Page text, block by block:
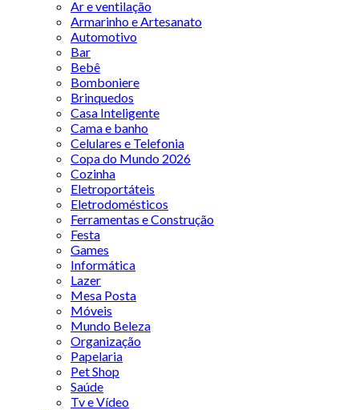
Ar e ventilação
Armarinho e Artesanato
Automotivo
Bar
Bebê
Bomboniere
Brinquedos
Casa Inteligente
Cama e banho
Celulares e Telefonia
Copa do Mundo 2026
Cozinha
Eletroportáteis
Eletrodomésticos
Ferramentas e Construção
Festa
Games
Informática
Lazer
Mesa Posta
Móveis
Mundo Beleza
Organização
Papelaria
Pet Shop
Saúde
Tv e Vídeo